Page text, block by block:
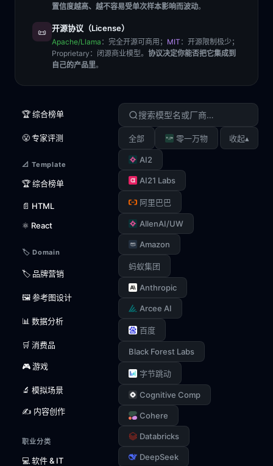
置信度越高、越不容易受单次样本影响而波动。
📜 开源协议（License）
Apache/Llama ：完全开源可商用； MIT ：开源限制极少；
Proprietary ：闭源商业模型。 协议决定你能否把它集成到
自己的产品里。
🏆 综合榜单
😤 专家评测
📐 Template
🏆 综合榜单
📄 HTML
⚛️ React
🏷️ Domain
🏷️ 品牌营销
🖼️ 参考图设计
📊 数据分析
🛒 消费品
🎮 游戏
🔬 模拟场景
✍️ 内容创作
职业分类
💻 软件 & IT
全部 零一万物
AI2
AI21 Labs
阿里巴巴
AllenAI/UW
Amazon
蚂蚁集团
Anthropic
Arcee AI
百度
Black Forest Labs
字节跳动
Cognitive Comp
Cohere
Databricks
DeepSeek
收起▴